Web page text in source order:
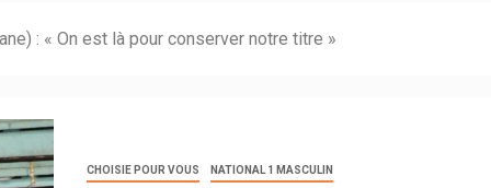
: « On est là pour conserver notre titre »
CHOISIE POUR VOUS NATIONAL 1 MASCULIN